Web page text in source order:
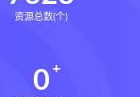
资源总数(个)
0